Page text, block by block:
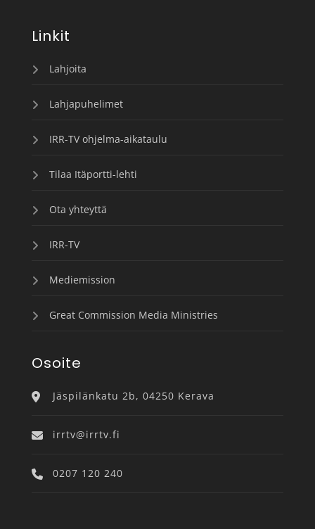
Linkit
Lahjoita
Lahjapuhelimet
IRR-TV ohjelma-aikataulu
Tilaa Itäportti-lehti
Ota yhteyttä
IRR-TV
Mediemission
Great Commission Media Ministries
Osoite
Jäspilänkatu 2b, 04250 Kerava
irrtv@irrtv.fi
0207 120 240